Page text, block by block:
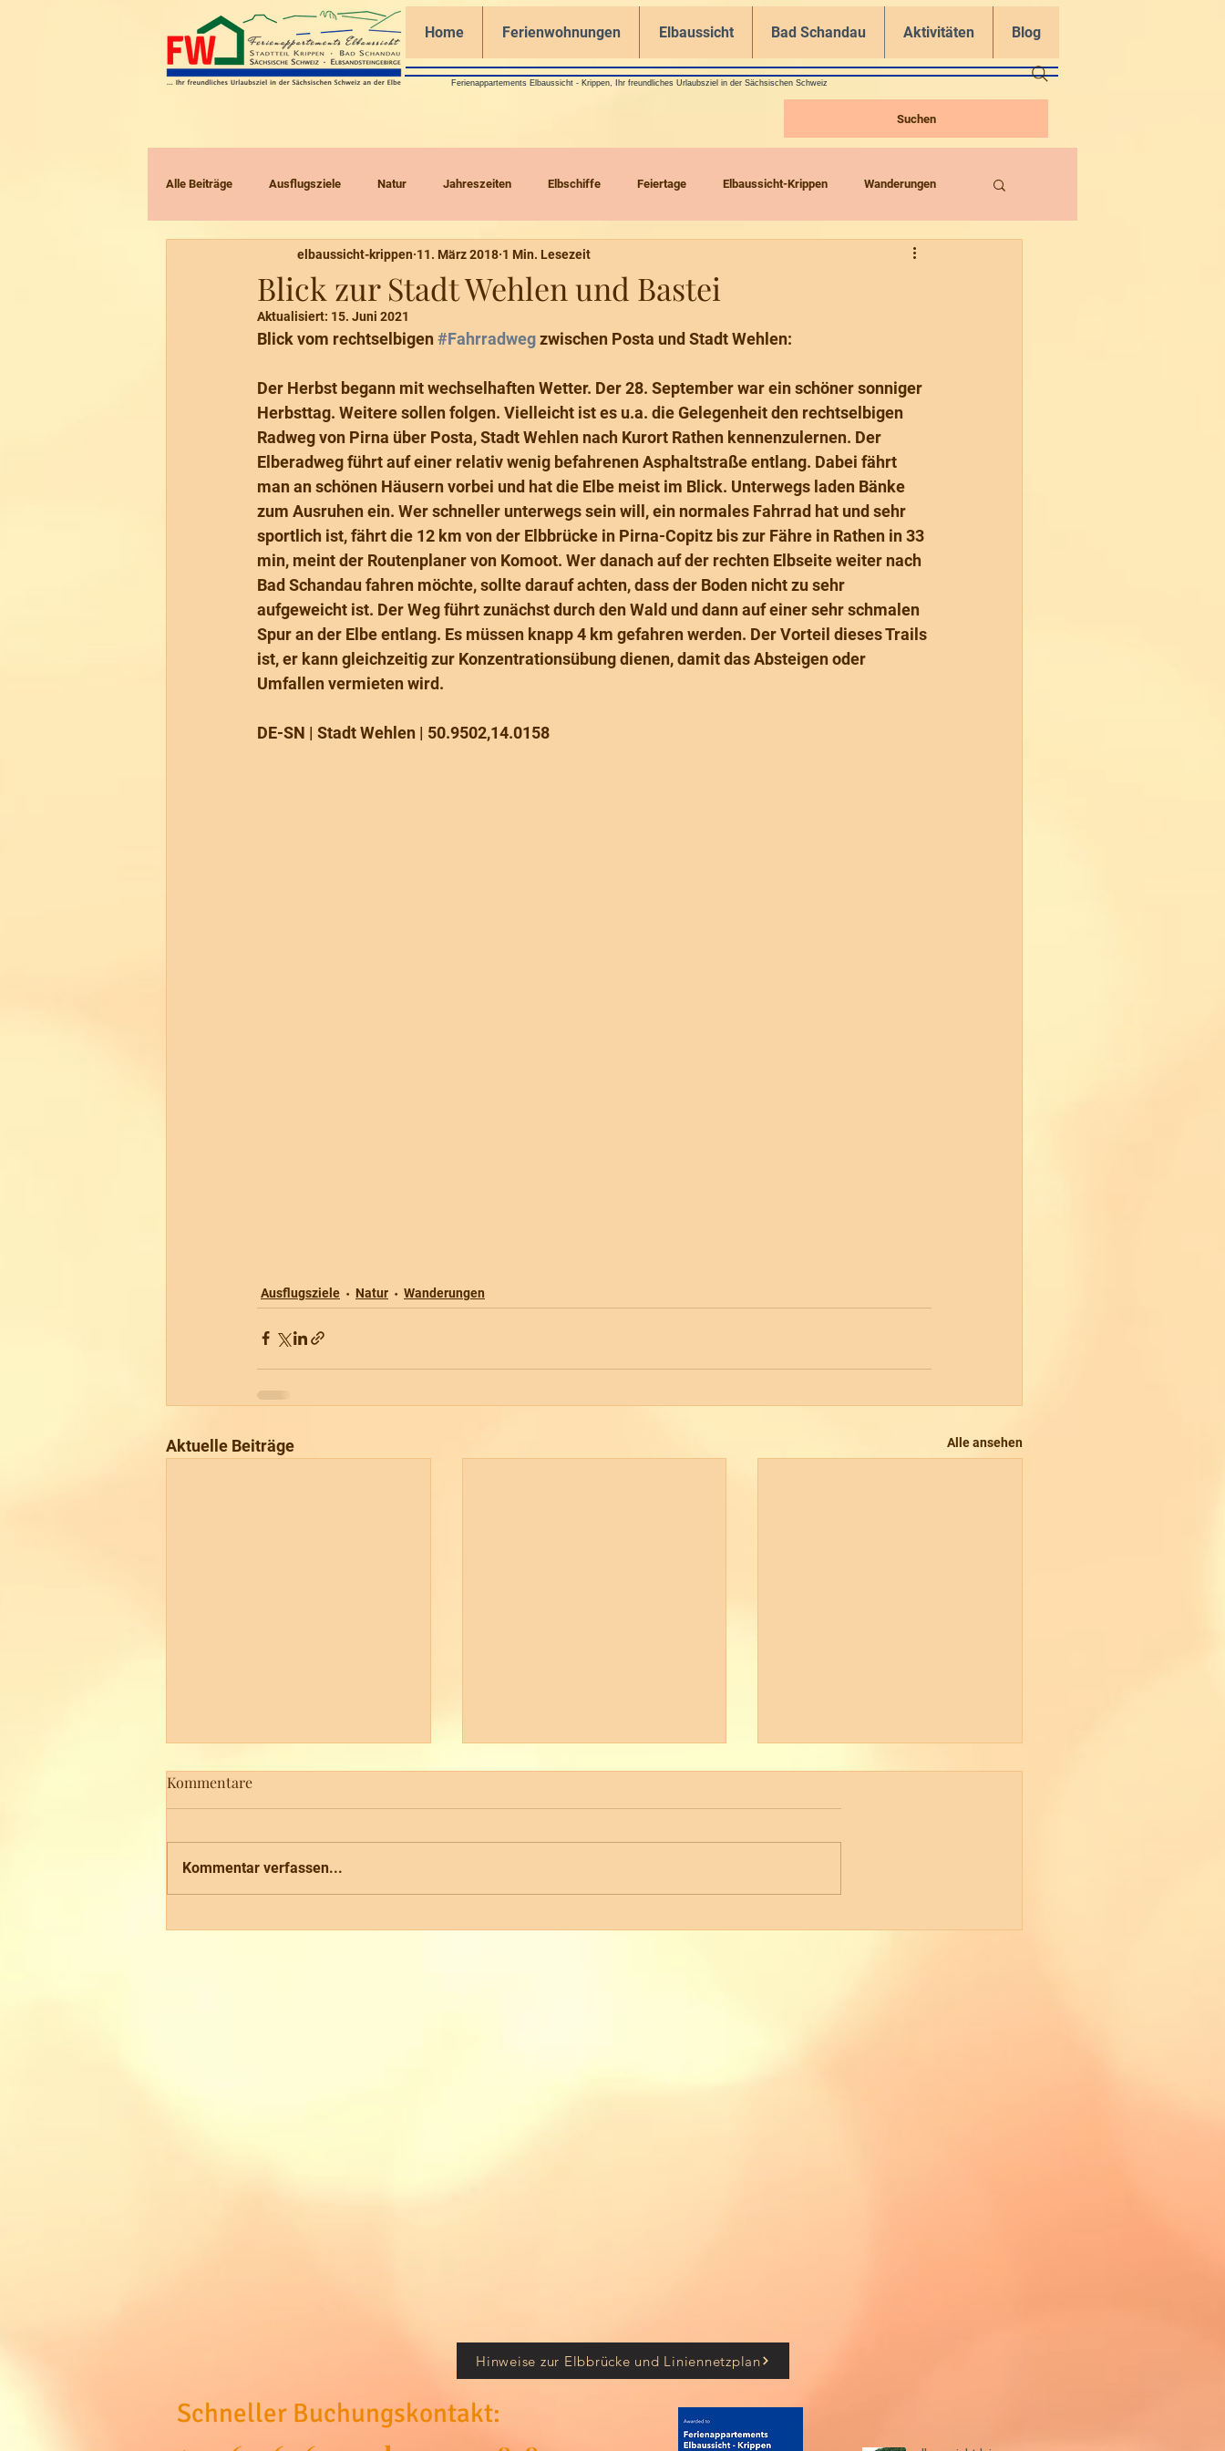
Home Ferienwohnungen Elbaussicht Bad Schandau Aktivitäten Blog
Ferienappartements Elbaussicht - Krippen, Ihr freundliches Urlaubsziel in der Sächsischen Schweiz
Suchen
Alle Beiträge Ausflugsziele Natur Jahreszeiten Elbschiffe Feiertage Elbaussicht-Krippen Wanderungen
Touren mit Kindern Drohnenflüge
Blick zur Stadt Wehlen und Bastei
elbaussicht-krippen 11. März 2018 1 Min. Lesezeit
Aktualisiert: 15. Juni 2021
Blick vom rechtselbigen #Fahrradweg zwischen Posta und Stadt Wehlen:
Der Herbst begann mit wechselhaften Wetter. Der 28. September war ein schöner sonniger
Herbsttag. Weitere sollen folgen. Vielleicht ist es u.a. die Gelegenheit den rechtselbigen
Radweg von Pirna über Posta, Stadt Wehlen nach Kurort Rathen kennenzulernen. Der
Elberadweg führt auf einer relativ wenig befahrenen Asphaltstraße entlang. Dabei fährt
man an schönen Häusern vorbei und hat die Elbe meist im Blick. Unterwegs laden Bänke
zum Ausruhen ein. Wer schneller unterwegs sein will, ein normales Fahrrad hat und sehr
sportlich ist, fährt die 12 km von der Elbbrücke in Pirna-Copitz bis zur Fähre in Rathen in 33
min, meint der Routenplaner von Komoot. Wer danach auf der rechten Elbseite weiter nach
Bad Schandau fahren möchte, sollte darauf achten, dass der Boden nicht zu sehr
aufgeweicht ist. Der Weg führt zunächst durch den Wald und dann auf einer sehr schmalen
Spur an der Elbe entlang. Es müssen knapp 4 km gefahren werden. Der Vorteil dieses Trails
ist, er kann gleichzeitig zur Konzentrationsübung dienen, damit das Absteigen oder
Umfallen vermieten wird.
DE-SN | Stadt Wehlen | 50.9502,14.0158
Ausflugsziele Natur Wanderungen
Aktuelle Beiträge Alle ansehen
Kommentare
Kommentar verfassen...
Hinweise zur Elbbrücke und Liniennetzplan
Schneller Buchungskontakt: